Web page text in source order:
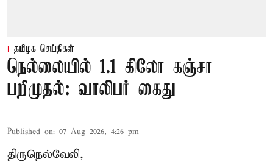
தமிழக செய்திகள்
நெல்லையில் 1.1 கிலோ கஞ்சா
பறிமுதல்: வாலிபர் கைது
Published on: 07 Aug 2026, 4:26 pm
திருநெல்வேலி,